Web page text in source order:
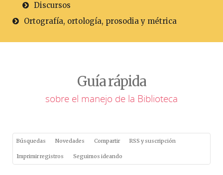
Discursos
Ortografía, ortología, prosodia y métrica
Guía rápida
sobre el manejo de la Biblioteca
Búsquedas Novedades Compartir RSS y suscripción
Imprimir registros Seguimos ideando